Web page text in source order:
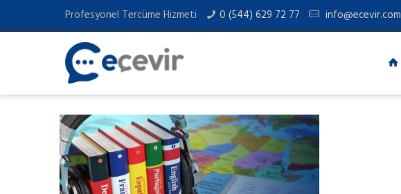
Profesyonel Tercüme Hizmeti 0 (544) 629 72 77 info@ecevir.com